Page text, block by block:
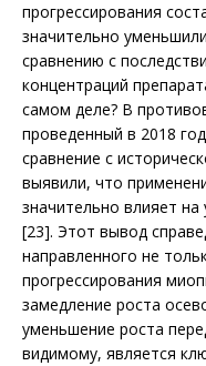
прогрессирования
значительно
сравнению с
концентраций
самом деле? В
проведенный в 2018
сравнение с
выявили, что
значительно влияет на
[23]. Этот вывод
направленного не
прогрессирования
замедление роста
уменьшение роста
видимому, является